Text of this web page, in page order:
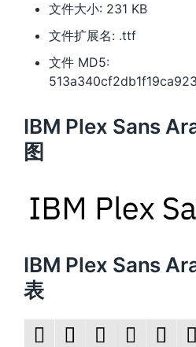
文件大小: 231 KB
文件扩展名: .ttf
文件 MD5:
IBM Plex Sans
图
IBM Plex Sans
表